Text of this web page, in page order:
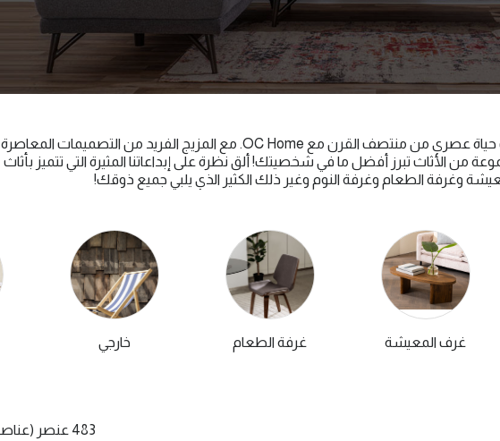
تناول الطعام والنوم وعِش أسلوب حياة عصري من منتصف القرن مع OC Home. مع المزيج الفريد من التصميمات المعاصرة
من الأثاث تبرز أفضل ما في شخصيتك! ألق نظرة على إبداعاتنا المثيرة التي تتميز بأثاث
وغرفة الطعام وغرفة النوم وغير ذلك الكثير الذي يلبي جميع ذوقك!
غرف المعيشة غرفة الطعام خارجي
483 عنصر (عناصر)